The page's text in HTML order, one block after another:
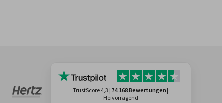
TrustScore 4,3 | 74.168 Bewertungen |
Hervorragend